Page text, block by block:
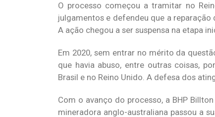
O processo começou a tramitar no
julgamentos e defendeu que a
A ação chegou a ser suspensa na etapa
Em 2020, sem entrar no mérito da
que havia abuso, entre outras coisas,
Brasil e no Reino Unido. A defesa dos
Com o avanço do processo, a BHP
mineradora anglo-australiana passou a